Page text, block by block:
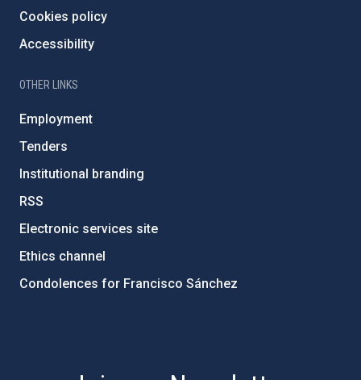
Cookies policy
Accessibility
OTHER LINKS
Employment
Tenders
Institutional branding
RSS
Electronic services site
Ethics channel
Condolences for Francisco Sánchez